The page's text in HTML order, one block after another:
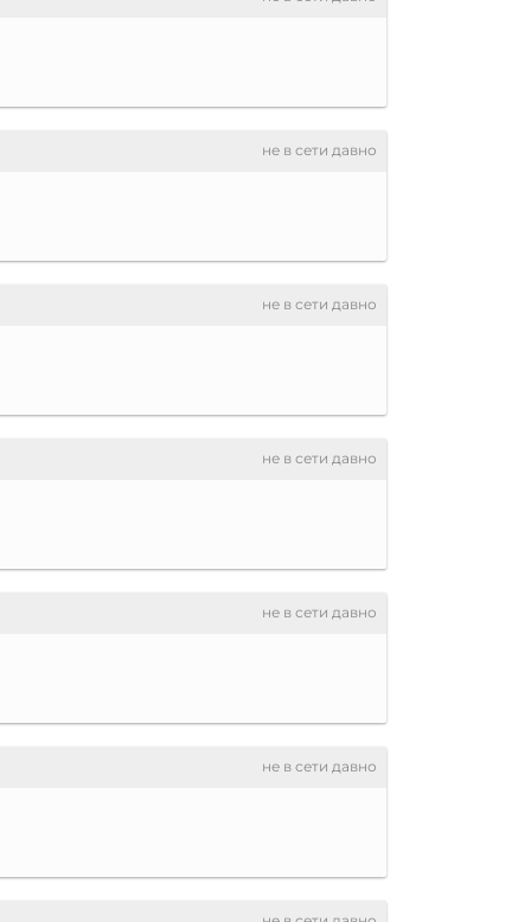
не в сети давно
не в сети давно
не в сети давно
не в сети давно
не в сети давно